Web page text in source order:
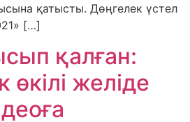
қатысты. Дөңгелек үстел
[…]
қалған:
өкілі желіде